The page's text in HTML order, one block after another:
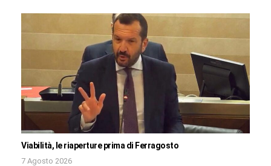
Viabilità, le riaperture prima di Ferragosto
7 Agosto 2026